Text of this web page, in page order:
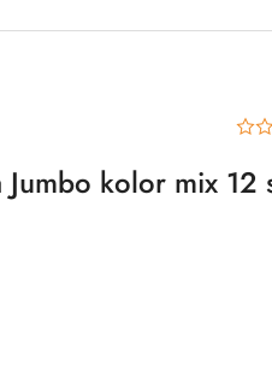
kolor mix 12